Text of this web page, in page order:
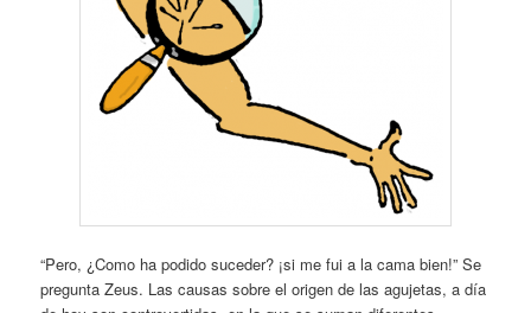
“Pero, ¿Como ha podido suceder? ¡si me fui a la cama bien!” Se
pregunta Zeus. Las causas sobre el origen de las agujetas, a día